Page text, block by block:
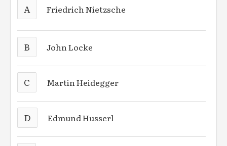
A Friedrich Nietzsche
B John Locke
C Martin Heidegger
D Edmund Husserl